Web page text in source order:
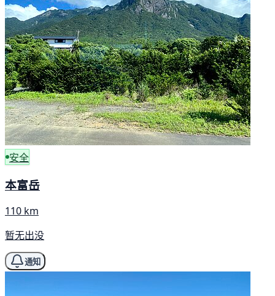
安全
本富岳
110 km
暂无出没
通知